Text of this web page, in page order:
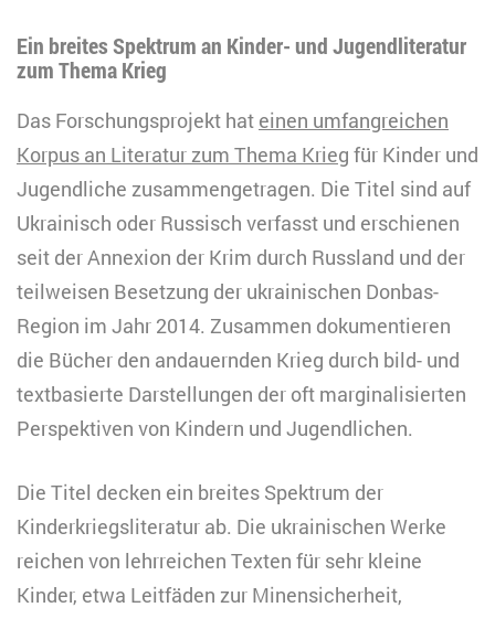
Ein breites Spektrum an Kinder- und Jugendliteratur
zum Thema Krieg
Das Forschungsprojekt hat einen umfangreichen
Korpus an Literatur zum Thema Krieg für Kinder und
Jugendliche zusammengetragen. Die Titel sind auf
Ukrainisch oder Russisch verfasst und erschienen
seit der Annexion der Krim durch Russland und der
teilweisen Besetzung der ukrainischen Donbas-
Region im Jahr 2014. Zusammen dokumentieren
die Bücher den andauernden Krieg durch bild- und
textbasierte Darstellungen der oft marginalisierten
Perspektiven von Kindern und Jugendlichen.
Die Titel decken ein breites Spektrum der
Kinderkriegsliteratur ab. Die ukrainischen Werke
reichen von lehrreichen Texten für sehr kleine
Kinder, etwa Leitfäden zur Minensicherheit,